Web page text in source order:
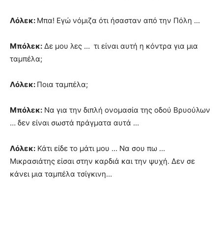
Λόλεκ: Μπα! Εγώ νόμιζα ότι ήσασταν από την Πόλη …
Μπόλεκ: Δε μου λες … τι είναι αυτή η κόντρα για μια
ταμπέλα;
Λόλεκ: Ποια ταμπέλα;
Μπόλεκ: Να για την διπλή ονομασία της οδού Βρυούλων
… δεν είναι σωστά πράγματα αυτά …
Λόλεκ: Κάτι είδε το μάτι μου … Να σου πω …
Μικρασιάτης είσαι στην καρδιά και την ψυχή. Δεν σε
κάνει μια ταμπέλα τσίγκινη…